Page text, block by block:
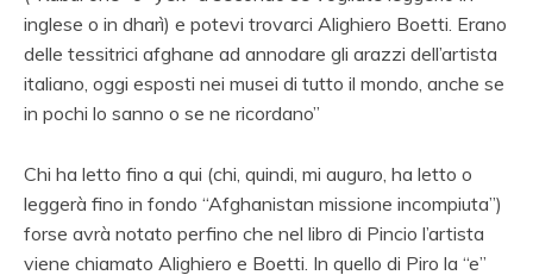
inglese o in dharì) e potevi trovarci Alighiero Boetti. Erano
delle tessitrici afghane ad annodare gli arazzi dell’artista
italiano, oggi esposti nei musei di tutto il mondo, anche se
in pochi lo sanno o se ne ricordano”
Chi ha letto fino a qui (chi, quindi, mi auguro, ha letto o
leggerà fino in fondo “Afghanistan missione incompiuta”)
forse avrà notato perfino che nel libro di Pincio l’artista
viene chiamato Alighiero e Boetti. In quello di Piro la “e”